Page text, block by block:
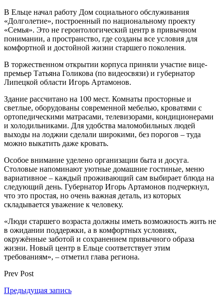
В Ельце начал работу Дом социального обслуживания
«Долголетие», построенный по национальному проекту
«Семья». Это не геронтологический центр в привычном
понимании, а пространство, где созданы все условия для
комфортной и достойной жизни старшего поколения.
В торжественном открытии корпуса приняли участие вице-
премьер Татьяна Голикова (по видеосвязи) и губернатор
Липецкой области Игорь Артамонов.
Здание рассчитано на 100 мест. Комнаты просторные и
светлые, оборудованы современной мебелью, кроватями с
ортопедическими матрасами, телевизорами, кондиционерами
и холодильниками. Для удобства маломобильных людей
выходы на лоджии сделали широкими, без порогов – туда
можно выкатить даже кровать.
Особое внимание уделено организации быта и досуга.
Столовые напоминают уютные домашние гостиные, меню
вариативное – каждый проживающий сам выбирает блюда на
следующий день. Губернатор Игорь Артамонов подчеркнул,
что это простая, но очень важная деталь, из которых
складывается уважение к человеку.
«Люди старшего возраста должны иметь возможность жить не
в ожидании поддержки, а в комфортных условиях,
окружённые заботой и сохранением привычного образа
жизни. Новый центр в Ельце соответствует этим
требованиям», – отметил глава региона.
Prev Post
Предыдущая запись